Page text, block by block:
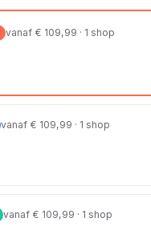
vanaf € 109,99 · 1 shop
vanaf € 109,99 · 1 shop
vanaf € 109,99 · 1 shop